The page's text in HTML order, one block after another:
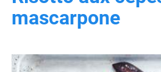
mascarpone